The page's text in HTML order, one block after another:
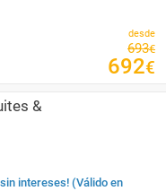
desde
693€
692€
&
intereses! (Válido en